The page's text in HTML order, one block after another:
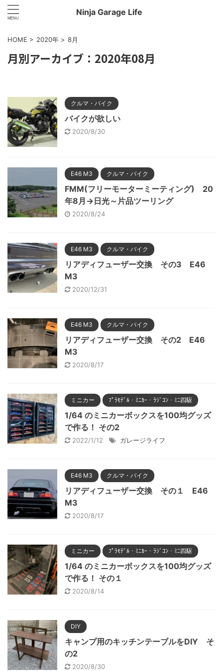
Ninja Garage Life
HOME > 2020年 > 8月
月別アーカイブ：2020年08月
クルマ・バイク
バイクが欲しい
2020/8/30
E46 M3 クルマ・バイク
FMM(フリーモーターミーティング) 20
年8月→日光～片品ツーリング
2020/8/24
E46 M3 クルマ・バイク
リアディフューザー交換 その3 E46
M3
2020/12/31
E46 M3 クルマ・バイク
リアディフューザー交換 その2 E46
M3
2020/8/17
ミニカー ﾌﾟﾗﾓﾃﾞﾙ・ﾐﾆｶｰ・ﾗｼﾞｺﾝ・ﾐﾆ四駆
1/64 のミニカーボックスを100均グッズ
で作る！ その2
2022/1/12 ガレージライフ
E46 M3 クルマ・バイク
リアディフューザー交換 その１ E46
M3
2020/8/17
ミニカー ﾌﾟﾗﾓﾃﾞﾙ・ﾐﾆｶｰ・ﾗｼﾞｺﾝ・ﾐﾆ四駆
1/64 のミニカーボックスを100均グッズ
で作る！ その１
2020/8/14
DIY
キャンプ用のキッチンテーブルをDIY そ
の2
2020/8/30